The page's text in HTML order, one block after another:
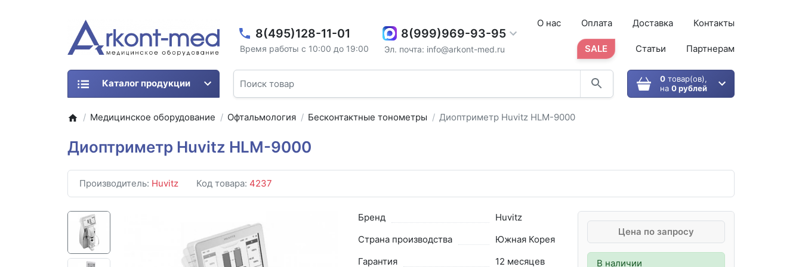
8(495)128-11-01
Время работы с 10:00 до 19:00
8(999)969-93-95
Эл. почта: info@arkont-med.ru
О нас Оплата Доставка Контакты
SALE Статьи Партнерам
0товар(ов),
на 0 рублей
Каталог продукции
Медицинское оборудование Офтальмология Бесконтактные тонометры Диоптриметр Huvitz HLM-9000
Диоптриметр Huvitz HLM-9000
Производитель: Huvitz Код товара: 4237
Цена по запросу
В наличии
Бренд
Huvitz
Страна производства
Южная Корея
Гарантия
12 месяцев